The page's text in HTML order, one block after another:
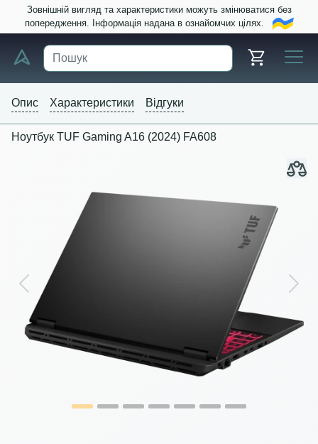
Зовнішній вигляд та характеристики можуть змінюватися без
попередження. Інформація надана в ознайомчих цілях.
Опис Характеристики Відгуки
Ноутбук TUF Gaming A16 (2024) FA608
Previous Next